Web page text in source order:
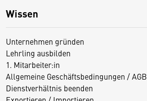
Wissen
Unternehmen gründen
Lehrling ausbilden
1. Mitarbeiter:in
Allgemeine Geschäftsbedingungen / AGB
Dienstverhältnis beenden